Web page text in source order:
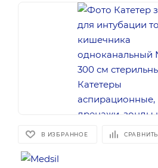
В ИЗБРАННОЕ СРАВНИТЬ